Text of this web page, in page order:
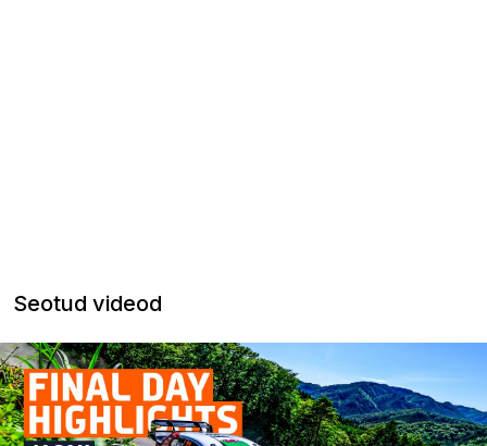
Seotud videod